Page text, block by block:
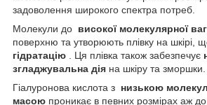
задоволення широкого спектра потреб.
Молекули до високої молекулярної
поверхню та утворюють плівку на шкірі,
гідратацію . Ця плівка також забезпечує
згладжувальна дія на шкіру та зморшки.
Гіалуронова кислота з низькою
масою проникає в певних розмірах аж